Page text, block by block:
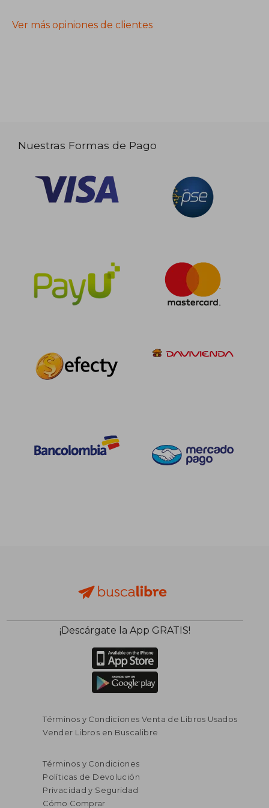
Ver más opiniones de clientes
Nuestras Formas de Pago
¡Descárgate la App GRATIS!
Términos y Condiciones Venta de Libros Usados
Vender Libros en Buscalibre
Términos y Condiciones
Políticas de Devolución
Privacidad y Seguridad
Cómo Comprar